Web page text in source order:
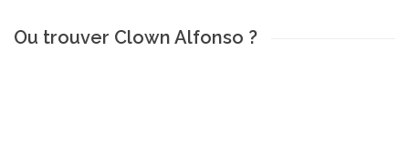
Ou trouver Clown Alfonso ?